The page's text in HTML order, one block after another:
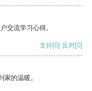
交流学习心得。
支持[0] 反对[0]
的温暖。